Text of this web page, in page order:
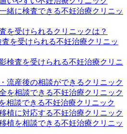
緒に検査できる不妊治療クリニッ
を受けられるクリニックは？
を受けられる不妊治療クリニッ
検査を受けられる不妊治療クリニ
流産後の相談ができるクリニック
を相談できる不妊治療クリニック
相談できる不妊治療クリニック
植に対応する不妊治療クリニック
植を相談できる不妊治療クリニッ